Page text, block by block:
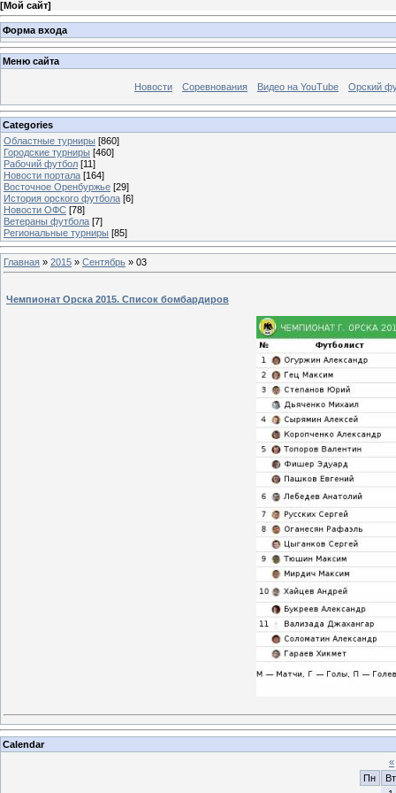
[Мой сайт]
Форма входа
Меню сайта
Новости Соревнования Видео на YouTube Орский
Categories
Областные турниры [860]
Городские турниры [460]
Рабочий футбол [11]
Новости портала [164]
Восточное Оренбуржье [29]
История орского футбола [6]
Новости ОФС [78]
Ветераны футбола [7]
Региональные турниры [85]
Главная » 2015 » Сентябрь » 03
Чемпионат Орска 2015. Список бомбардиров
Calendar
«
Пн
Вт